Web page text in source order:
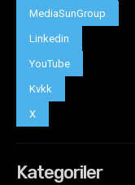
MediaSunGroup
Linkedin
YouTube
Kvkk
X
Kategoriler